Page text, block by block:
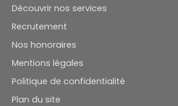
Découvrir nos services
Recrutement
Nos honoraires
Mentions légales
Politique de confidentialité
Plan du site